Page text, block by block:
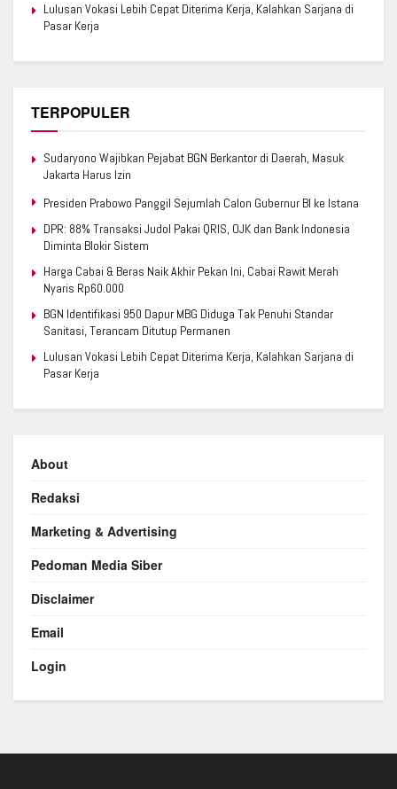
Lulusan Vokasi Lebih Cepat Diterima Kerja, Kalahkan Sarjana di
Pasar Kerja
TERPOPULER
Sudaryono Wajibkan Pejabat BGN Berkantor di Daerah, Masuk
Jakarta Harus Izin
Presiden Prabowo Panggil Sejumlah Calon Gubernur BI ke Istana
DPR: 88% Transaksi Judol Pakai QRIS, OJK dan Bank Indonesia
Diminta Blokir Sistem
Harga Cabai & Beras Naik Akhir Pekan Ini, Cabai Rawit Merah
Nyaris Rp60.000
BGN Identifikasi 950 Dapur MBG Diduga Tak Penuhi Standar
Sanitasi, Terancam Ditutup Permanen
Lulusan Vokasi Lebih Cepat Diterima Kerja, Kalahkan Sarjana di
Pasar Kerja
About
Redaksi
Marketing & Advertising
Pedoman Media Siber
Disclaimer
Email
Login